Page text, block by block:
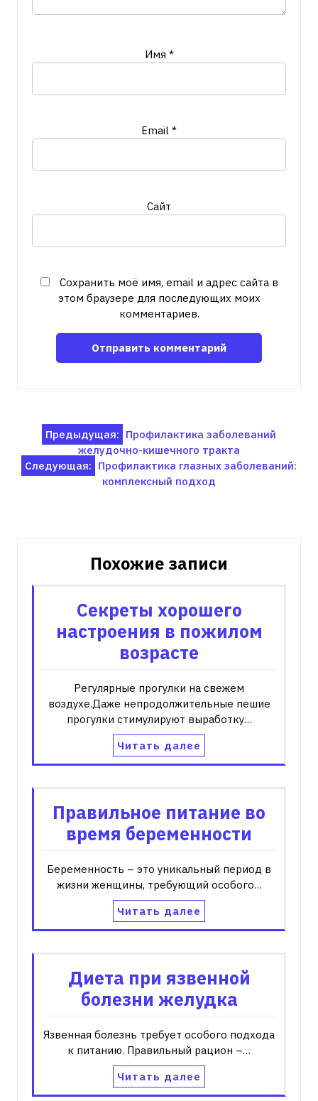
Имя *
Email *
Сайт
Сохранить моё имя, email и адрес сайта в
этом браузере для последующих моих
комментариев.
Навигация
по
записям
Предыдущая: Профилактика заболеваний
желудочно-кишечного тракта
Следующая: Профилактика глазных заболеваний:
комплексный подход
Похожие записи
Секреты хорошего
настроения в пожилом
возрасте
Регулярные прогулки на свежем
воздухе.Даже непродолжительные пешие
прогулки стимулируют выработку…
Читать далее
Правильное питание во
время беременности
Беременность – это уникальный период в
жизни женщины, требующий особого…
Читать далее
Диета при язвенной
болезни желудка
Язвенная болезнь требует особого подхода
к питанию. Правильный рацион –…
Читать далее